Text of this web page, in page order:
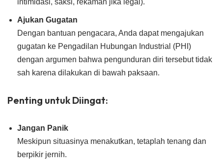
Ajukan Gugatan
Dengan bantuan pengacara, Anda dapat mengajukan
gugatan ke Pengadilan Hubungan Industrial (PHI)
dengan argumen bahwa pengunduran diri tersebut tidak
sah karena dilakukan di bawah paksaan.
Penting untuk Diingat:
Jangan Panik
Meskipun situasinya menakutkan, tetaplah tenang dan
berpikir jernih.